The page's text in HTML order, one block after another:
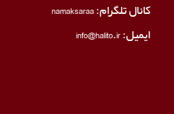
کانال تلگرام:namaksaraa
ایمیل: info@halito.ir